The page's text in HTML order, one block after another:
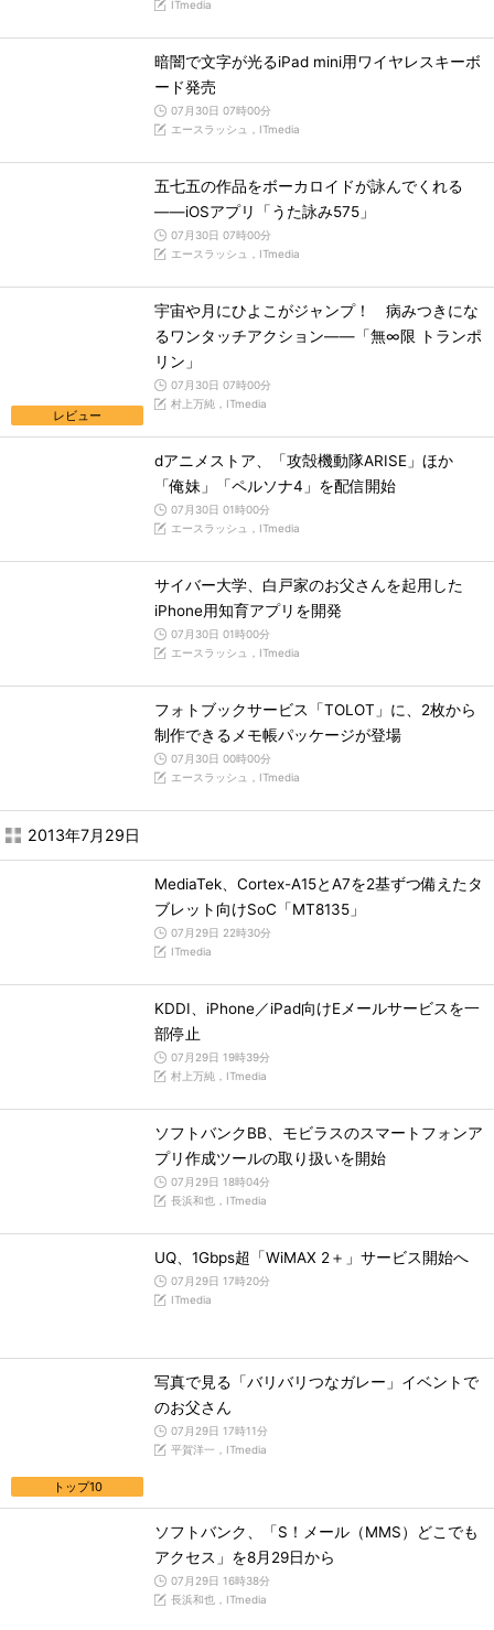
ITmedia
暗闇で文字が光るiPad mini用ワイヤレスキーボ
ード発売
07月30日 07時00分
エースラッシュ，ITmedia
五七五の作品をボーカロイドが詠んでくれる
――iOSアプリ「うた詠み575」
07月30日 07時00分
エースラッシュ，ITmedia
レビュー
宇宙や月にひよこがジャンプ！ 病みつきにな
るワンタッチアクション――「無∞限 トランポ
リン」
07月30日 07時00分
村上万純，ITmedia
dアニメストア、「攻殻機動隊ARISE」ほか
「俺妹」「ペルソナ4」を配信開始
07月30日 01時00分
エースラッシュ，ITmedia
サイバー大学、白戸家のお父さんを起用した
iPhone用知育アプリを開発
07月30日 01時00分
エースラッシュ，ITmedia
フォトブックサービス「TOLOT」に、2枚から
制作できるメモ帳パッケージが登場
07月30日 00時00分
エースラッシュ，ITmedia
2013年7月29日
MediaTek、Cortex-A15とA7を2基ずつ備えたタ
ブレット向けSoC「MT8135」
07月29日 22時30分
ITmedia
KDDI、iPhone／iPad向けEメールサービスを一
部停止
07月29日 19時39分
村上万純，ITmedia
ソフトバンクBB、モビラスのスマートフォンア
プリ作成ツールの取り扱いを開始
07月29日 18時04分
長浜和也，ITmedia
UQ、1Gbps超「WiMAX 2＋」サービス開始へ
07月29日 17時20分
ITmedia
トップ10
写真で見る「バリバリつなガレー」イベントで
のお父さん
07月29日 17時11分
平賀洋一，ITmedia
ソフトバンク、「S！メール（MMS）どこでも
アクセス」を8月29日から
07月29日 16時38分
長浜和也，ITmedia